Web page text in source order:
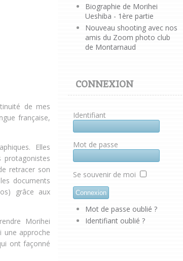
de mes
française,
Elles
retracer son
documents
grâce aux
Morihei
une approche
ont façonné
Biographie de Morihei
Ueshiba - 1ère partie
Nouveau shooting avec nos
amis du Zoom photo club
de Montarnaud
CONNEXION
Identifiant
Mot de passe
Se souvenir de moi
Mot de passe oublié ?
Identifiant oublié ?